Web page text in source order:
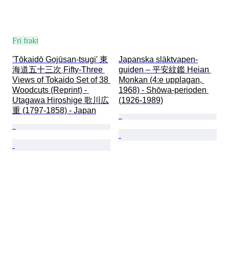
Fri frakt
'Tōkaidō Gojūsan-tsugi' 東
海道五十三次 Fifty-Three
Views of Tokaido Set of 38
Woodcuts (Reprint) -
Utagawa Hiroshige 歌川広
重 (1797-1858) - Japan
Japanska släktvapen-
guiden – 平安紋鑑 Heian
Monkan (4:e upplagan,
1968) - Shōwa-perioden
(1926-1989)